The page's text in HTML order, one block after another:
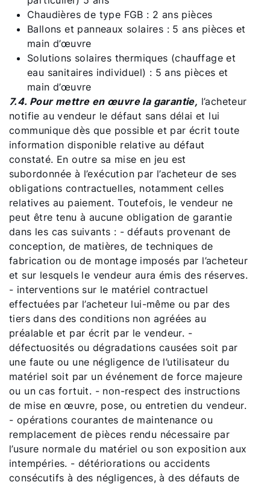
Chaudières de type FGB : 2 ans pièces
Ballons et panneaux solaires : 5 ans pièces et
main d’œuvre
Solutions solaires thermiques (chauffage et
eau sanitaires individuel) : 5 ans pièces et
main d’œuvre
7.4. Pour mettre en œuvre la garantie, l’acheteur
notifie au vendeur le défaut sans délai et lui
communique dès que possible et par écrit toute
information disponible relative au défaut
constaté. En outre sa mise en jeu est
subordonnée à l’exécution par l’acheteur de ses
obligations contractuelles, notamment celles
relatives au paiement. Toutefois, le vendeur ne
peut être tenu à aucune obligation de garantie
dans les cas suivants : - défauts provenant de
conception, de matières, de techniques de
fabrication ou de montage imposés par l’acheteur
et sur lesquels le vendeur aura émis des réserves.
- interventions sur le matériel contractuel
effectuées par l’acheteur lui-même ou par des
tiers dans des conditions non agréées au
préalable et par écrit par le vendeur. -
défectuosités ou dégradations causées soit par
une faute ou une négligence de l’utilisateur du
matériel soit par un événement de force majeure
ou un cas fortuit. - non-respect des instructions
de mise en œuvre, pose, ou entretien du vendeur.
- opérations courantes de maintenance ou
remplacement de pièces rendu nécessaire par
l’usure normale du matériel ou son exposition aux
intempéries. - détériorations ou accidents
consécutifs à des négligences, à des défauts de